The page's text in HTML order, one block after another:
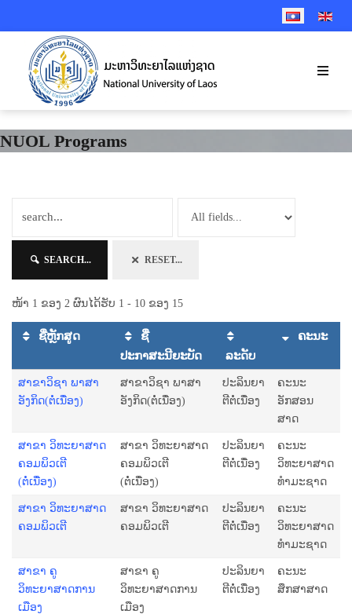
SELECT YOUR
NUOL Programs
SEARCH... RESET...
ໜ້າ 1 ຂອງ 2 ຜົນໄດ້ຮັບ 1 - 10 ຂອງ 15
ຊື່ຫຼັກສູດ
ຊື່
ປະກາສະນີຍະບັດ
ລະດັບ
ຄະນະ
ສາຂາວິຊາ ພາ​ສາ​
ອັງ​ກິດ(ຕໍ່ເນື່ອງ)
ສາຂາວິຊາ ພາ​ສາ​
ອັງ​ກິດ(ຕໍ່ເນື່ອງ)
ປະລິນຍາ
ຕີຕໍ່ເນື່ອງ
ຄະນະ
ອັກສອນ
ສາດ
ສາຂາ ວິທະຍາສາດ
ຄອມພິວເຕີ
(ຕໍ່ເນື່ອງ)
ສາຂາ ວິທະຍາສາດ
ຄອມພິວເຕີ
(ຕໍ່ເນື່ອງ)
ປະລິນຍາ
ຕີຕໍ່ເນື່ອງ
ຄະນະ
ວິທະຍາສາດ
ທຳມະຊາດ
ສາຂາ ວິທະຍາສາດ
ຄອມພິວເຕີ
ສາຂາ ວິທະຍາສາດ
ຄອມພິວເຕີ
ປະລິນຍາ
ຕີຕໍ່ເນື່ອງ
ຄະນະ
ວິທະຍາສາດ
ທຳມະຊາດ
ສາຂາ ຄູ
ວິທະຍາສາດການ
ເມືອງ
ສາຂາ ຄູ
ວິທະຍາສາດການ
ເມືອງ
ປະລິນຍາ
ຕີຕໍ່ເນື່ອງ
ຄະນະ
ສຶກສາສາດ